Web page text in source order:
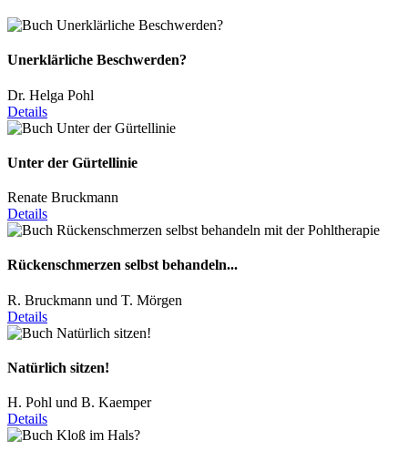
Unerklärliche Beschwerden?
Dr. Helga Pohl
Details
Unter der Gürtellinie
Renate Bruckmann
Details
Rückenschmerzen selbst behandeln...
R. Bruckmann und T. Mörgen
Details
Natürlich sitzen!
H. Pohl und B. Kaemper
Details